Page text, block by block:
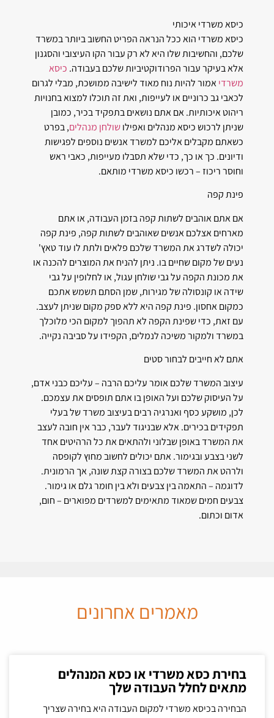
כיסא משרדי איכותי
כיסא משרדי הוא ככל הנראה הפריט החשוב ביותר במשרד
שלכם, והחשיבות שלו היא לא רק עבור הקו העיצובי והסגנון
אלא בעיקר עבור הפרודוקטיביות שלכם בעבודה. כיסא
משרדיאמור להיות נוח מאוד לישיבה ממושכת, מבלי לגרום
לכאבי גב כרוניים או לעייפות, ואת זה תוכלו למצוא בחנויות
ריהוט איכותיות. אם אתם נושאים בתפקיד בכיר, כמובן
שניתן לרכוש כיסא מנהלים ואפילושולחן מנהלים, בפרט
כשאתם מקבלים אליכם למשרד אנשים נוספים לפגישות
ודיונים. כך או כך, כדי שלא תסבלו מעייפות, כאבי ראש
וחוסר ריכוז – רכשו כיסא משרדי מותאם.
פינת קפה
אם אתם אוהבים לשתות קפה בזמן העבודה, או אתם
מארחים אצלכם אנשים שאוהבים לשתות קפה, פינת קפה
יכולה לשדרג את המשרד שלכם פלאים ולתת לו עוד טאץ'
נעים של מקום שחיים בו. ניתן להניח את המוצרים להכנה או
את מכונת הקפה על גבי שולחן עגול, או לחלופין על גבי
שידה או קונסולה של מגירות, שמן הסתם תשמש אתכם
כמקום אחסון. פינת קפה היא ללא ספק מקום שניתן לעצב.
עם זאת, כדי שפינת הקפה לא תהפוך למקום הכי מלוכלך
במשרד ולמקור משיכה לנמלים, הקפידו על סביבה נקייה.
אתם לא חייבים לבחור סטים
עיצוב המשרד שלכם אומר עליכם הרבה – עליכם כבני אדם,
על העיסוק שלכם ועל האופן בו אתם תופסים את עצמכם.
לכן, מושקע כסף ואנרגיה רבים בעיצוב משרד של בעלי
תפקידים בכירים. אלא שבניגוד לעבר, כבר אין חובה לעצב
את המשרד באופן שבלוני ולהתאים את כל הרהיטים אחד
לשני בצבע ובגימור. אתם יכולים לחשוב מחוץ לקופסה
ולרהט את המשרד שלכם בצורה קצת שונה, אך הרמונית.
לדוגמה – התאמה בין צבעים ולא בין חומר גלם או גימור.
צבעים חמים שמאוד מתאימים למשרדים מפוארים – חום,
אדום וכתום.
מאמרים אחרונים
בחירת כסא משרדי או כסא המנהלים
מתאים לחלל העבודה שלך
הבחירה בכיסא משרדי למקום העבודה היא בחירה שצריך